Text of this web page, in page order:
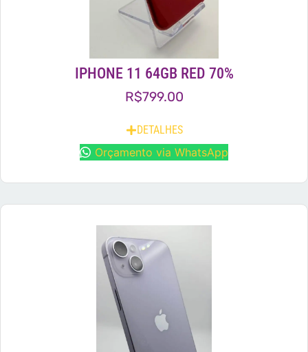
IPHONE 11 64GB RED 70%
R$799.00
DETALHES
Orçamento via WhatsApp